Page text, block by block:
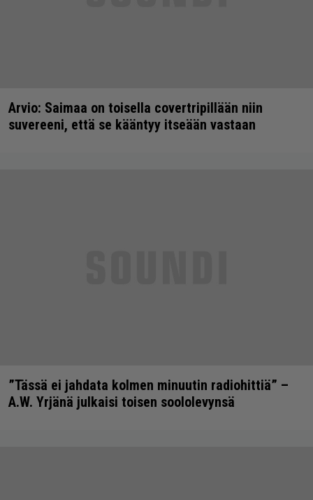
Arvio: Saimaa on toisella covertripillään niin
suvereeni, että se kääntyy itseään vastaan
”Tässä ei jahdata kolmen minuutin radiohittiä” –
A.W. Yrjänä julkaisi toisen soololevynsä